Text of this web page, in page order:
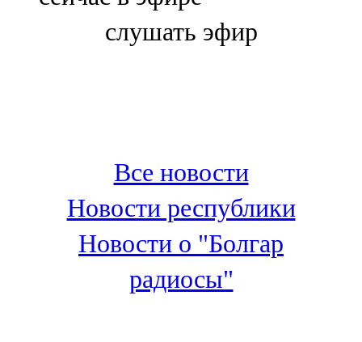
100,3 FM
Зәй
106,6 FM
Кадыбаш
105,2 FM
слушать эфир
Все новости
Новости республики
Новости о "Болгар
радиосы"